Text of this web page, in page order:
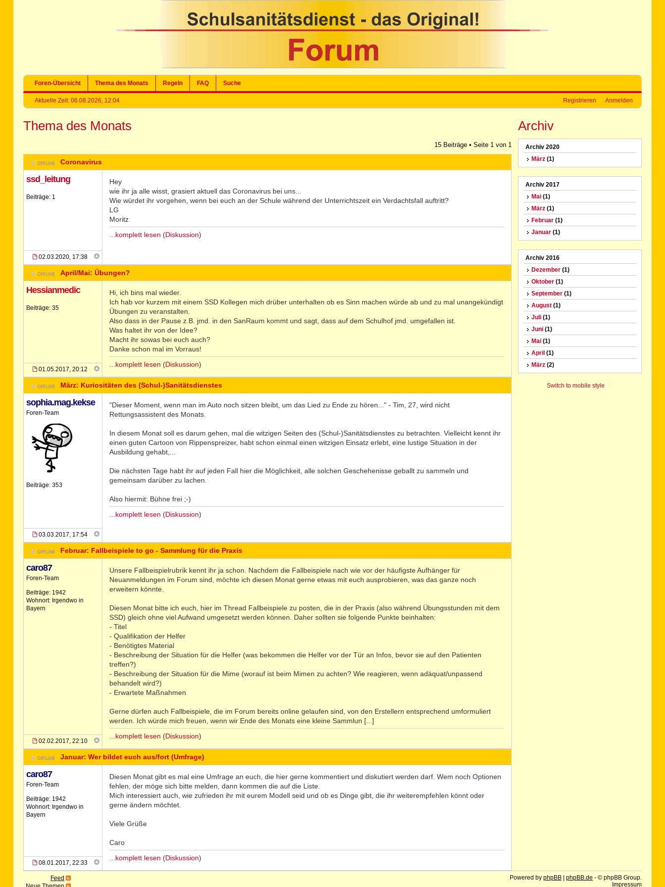
Foren-Übersicht Thema des Monats Regeln FAQ Suche
Aktuelle Zeit: 06.08.2026, 12:04 Registrieren Anmelden
Archiv
Archiv 2020
März(1)
Archiv 2017
Mai(1)
März(1)
Februar(1)
Januar(1)
Archiv 2016
Dezember(1)
Oktober(1)
September(1)
August(1)
Juli(1)
Juni(1)
Mai(1)
April (1)
März(2)
Thema des Monats
15 Beiträge • Seite 1 von 1
Coronavirus
ssd_leitung
Beiträge: 1
02.03.2020, 17:38
Hey
wie ihr ja alle wisst, grasiert aktuell das Coronavirus bei uns...
Wie würdet ihr vorgehen, wenn bei euch an der Schule während der Unterrichtszeit ein Verdachtsfall auftritt?
LG
Moritz
...komplett lesen (Diskussion)
April/Mai: Übungen?
Hessianmedic
Beiträge: 35
01.05.2017, 20:12
Hi, ich bins mal wieder.
Ich hab vor kurzem mit einem SSD Kollegen mich drüber unterhalten ob es Sinn machen würde ab und zu mal unangekündigt
Übungen zu veranstalten.
Also dass in der Pause z.B. jmd. in den SanRaum kommt und sagt, dass auf dem Schulhof jmd. umgefallen ist.
Was haltet ihr von der Idee?
Macht ihr sowas bei euch auch?
Danke schon mal im Vorraus!
...komplett lesen (Diskussion)
März: Kuriositäten des (Schul-)Sanitätsdienstes
sophia.mag.kekse
Foren-Team
Beiträge: 353
03.03.2017, 17:54
"Dieser Moment, wenn man im Auto noch sitzen bleibt, um das Lied zu Ende zu hören..." - Tim, 27, wird nicht
Rettungsassistent des Monats.
In diesem Monat soll es darum gehen, mal die witzigen Seiten des (Schul-)Sanitätsdienstes zu betrachten. Vielleicht kennt ihr
einen guten Cartoon von Rippenspreizer, habt schon einmal einen witzigen Einsatz erlebt, eine lustige Situation in der
Ausbildung gehabt,...
Die nächsten Tage habt ihr auf jeden Fall hier die Möglichkeit, alle solchen Geschehenisse geballt zu sammeln und
gemeinsam darüber zu lachen.
Also hiermit: Bühne frei ;-)
...komplett lesen (Diskussion)
Februar: Fallbeispiele to go - Sammlung für die Praxis
caro87
Foren-Team
Beiträge: 1942
Wohnort: Irgendwo in
Bayern
02.02.2017, 22:10
Unsere Fallbeispielrubrik kennt ihr ja schon. Nachdem die Fallbeispiele nach wie vor der häufigste Aufhänger für
Neuanmeldungen im Forum sind, möchte ich diesen Monat gerne etwas mit euch ausprobieren, was das ganze noch
erweitern könnte.
Diesen Monat bitte ich euch, hier im Thread Fallbeispiele zu posten, die in der Praxis (also während Übungsstunden mit dem
SSD) gleich ohne viel Aufwand umgesetzt werden können. Daher sollten sie folgende Punkte beinhalten:
- Titel
- Qualifikation der Helfer
- Benötigtes Material
- Beschreibung der Situation für die Helfer (was bekommen die Helfer vor der Tür an Infos, bevor sie auf den Patienten
treffen?)
- Beschreibung der Situation für die Mime (worauf ist beim Mimen zu achten? Wie reagieren, wenn adäquat/unpassend
behandelt wird?)
- Erwartete Maßnahmen
Gerne dürfen auch Fallbeispiele, die im Forum bereits online gelaufen sind, von den Erstellern entsprechend umformuliert
werden. Ich würde mich freuen, wenn wir Ende des Monats eine kleine Sammlun [...]
...komplett lesen (Diskussion)
Januar: Wer bildet euch aus/fort (Umfrage)
caro87
Foren-Team
Beiträge: 1942
Wohnort: Irgendwo in
Bayern
08.01.2017, 22:33
Diesen Monat gibt es mal eine Umfrage an euch, die hier gerne kommentiert und diskutiert werden darf. Wem noch Optionen
fehlen, der möge sich bitte melden, dann kommen die auf die Liste.
Mich interessiert auch, wie zufrieden ihr mit eurem Modell seid und ob es Dinge gibt, die ihr weiterempfehlen könnt oder
gerne ändern möchtet.
Viele Grüße
Caro
...komplett lesen (Diskussion)
Switch to mobile style
Feed
Powered by phpBB| phpBB.de - © phpBB Group.
Impressum